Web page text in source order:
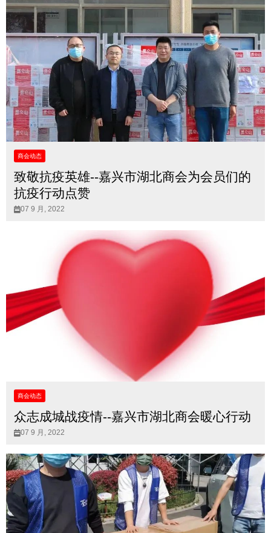
商会动态
致敬抗疫英雄--嘉兴市湖北商会为会员们的
抗疫行动点赞
07 9 月, 2022
商会动态
众志成城战疫情--嘉兴市湖北商会暖心行动
07 9 月, 2022